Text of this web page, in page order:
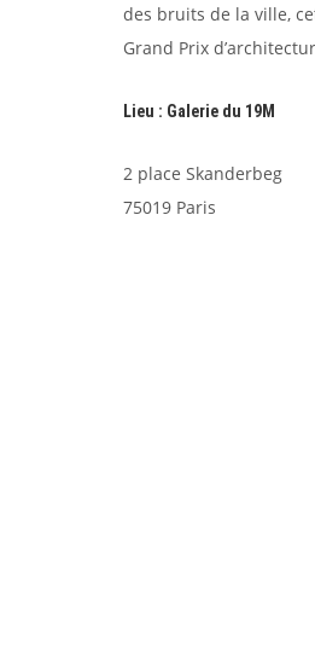
des bruits de la ville,
Grand Prix
Lieu : Galerie du 19M
2 place Skanderbeg
75019 Paris